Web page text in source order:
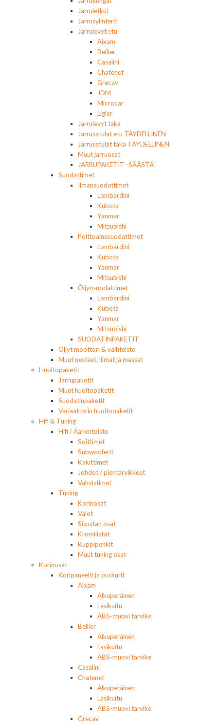
Jarruletkut
Jarrusylinterit
Jarrulevyt etu
Aixam
Bellier
Casalini
Chatenet
Grecav
JDM
Microcar
Ligier
Jarrulevyt taka
Jarrusatulat etu TÄYDELLINEN
Jarrusatulat taka TÄYDELLINEN
Muut jarruosat
JARRUPAKETIT -SÄÄSTÄ!
Suodattimet
Ilmansuodattimet
Lombardini
Kubota
Yanmar
Mitsubishi
Polttoainesuodattimet
Lombardini
Kubota
Yanmar
Mitsubishi
Öljynsuodattimet
Lombardini
Kubota
Yanmar
Mitsubishi
SUODATINPAKETIT
Öljyt moottori & vaihteisto
Muut nesteet, liimat ja massat
Huoltopaketit
Jarrupaketit
Muut huoltopaketit
Suodatinpaketit
Variaattorin huoltopaketit
Hifi & Tuning
Hifi / Äänentoisto
Soittimet
Subwooferit
Kaiuttimet
Johdot / pientarvikkeet
Vahvistimet
Tuning
Korinosat
Valot
Sisustan osat
Kromilistat
Kuppipenkit
Muut tuning osat
Korinosat
Koripaneelit ja puskurit
Aixam
Alkuperäinen
Lasikuitu
ABS-muovi tarvike
Bellier
Alkuperäinen
Lasikuitu
ABS-muovi tarvike
Casalini
Chatenet
Alkuperäinen
Lasikuitu
ABS-muovi tarvike
Grecav